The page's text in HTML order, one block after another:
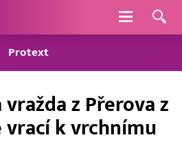
Navigace
Protext
z Přerova z
vrací k vrchnímu